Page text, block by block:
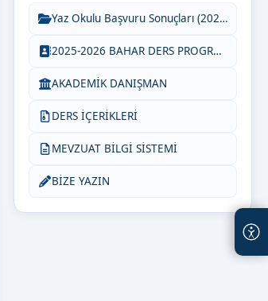
Yaz Okulu Başvuru Sonuçları (2026)
2025-2026 BAHAR DERS PROGRAMI
AKADEMİK DANIŞMAN
DERS İÇERİKLERİ
MEVZUAT BİLGİ SİSTEMİ
BİZE YAZIN